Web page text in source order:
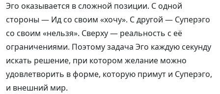
Эго оказывается в сложной позиции. С одной
стороны — Ид со своим «хочу». С другой — Суперэго
со своим «нельзя». Сверху — реальность с её
ограничениями. Поэтому задача Эго каждую секунду
искать решение, при котором желание можно
удовлетворить в форме, которую примут и Суперэго,
и внешний мир.